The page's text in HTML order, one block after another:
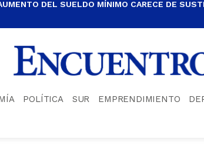
DEL SUELDO MÍNIMO CARECE DE
POLÍTICA SUR EMPRENDIMIENTO